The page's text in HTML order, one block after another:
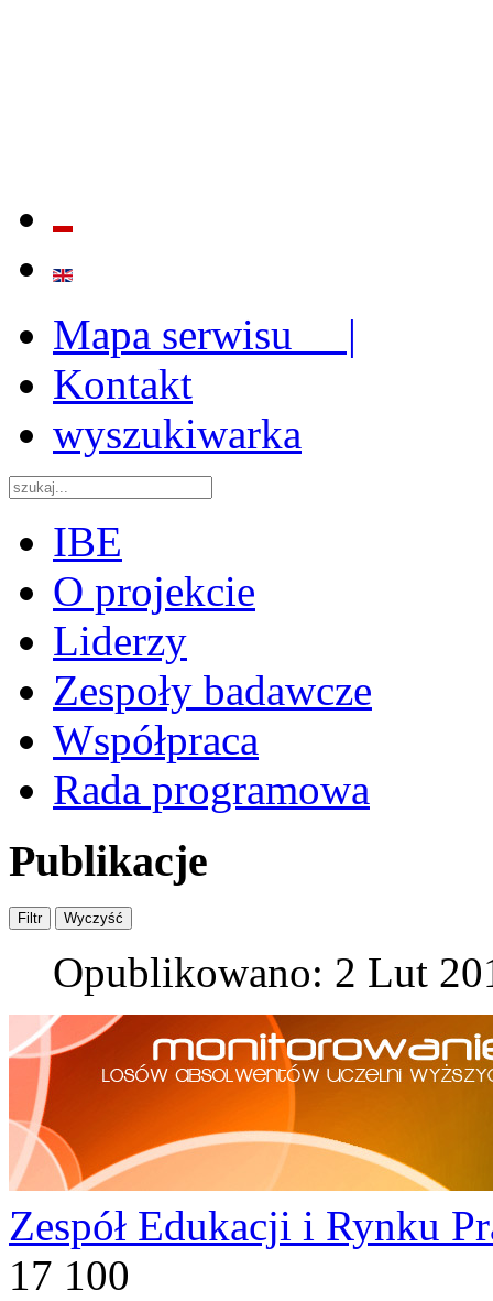
Mapa serwisu |
Kontakt
wyszukiwarka
IBE
O projekcie
Liderzy
Zespoły badawcze
Współpraca
Rada programowa
Publikacje
Opublikowano: 2 Lut
Zespół Edukacji i Rynku
17 100